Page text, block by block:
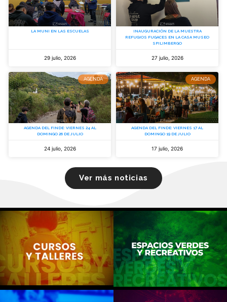
LA MUNI EN LAS ESCUELAS
29 julio, 2026
INAUGURACIÓN DE LA MUESTRA
REFUGIOS FUGACES EN LA CASA MUSEO
SPILIMBERGO
27 julio, 2026
AGENDA
AGENDA DEL FINDE: VIERNES 24 AL
DOMINGO 26 DE JULIO
24 julio, 2026
AGENDA
AGENDA DEL FINDE: VIERNES 17 AL
DOMINGO 19 DE JULIO
17 julio, 2026
Ver más noticias